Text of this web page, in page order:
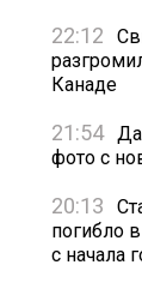
22:12
Канаде
21:54
фото с
20:13
погибло
с начала